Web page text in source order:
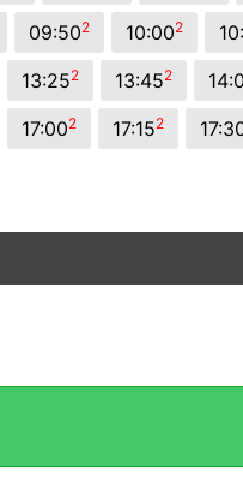
09:502 10:002
13:252 13:452
17:002 17:152